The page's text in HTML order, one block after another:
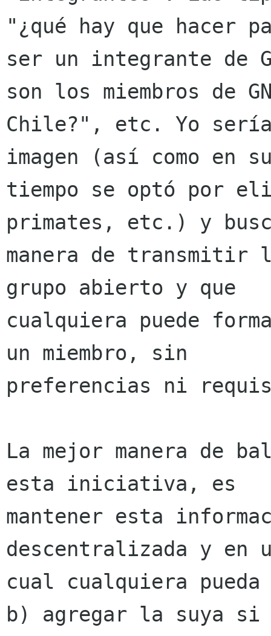
"¿qué hay que hacer
ser un integrante de
son los miembros de
Chile?", etc. Yo
imagen (así como en
tiempo se optó por
primates, etc.) y
manera de transmitir
grupo abierto y que
cualquiera puede
un miembro, sin
preferencias ni
La mejor manera de
esta iniciativa, es
mantener esta
descentralizada y en
cual cualquiera
b) agregar la suya